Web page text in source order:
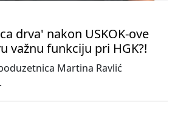
drva' nakon USKOK-ove
važnu funkciju pri HGK?!
Martina Ravlić